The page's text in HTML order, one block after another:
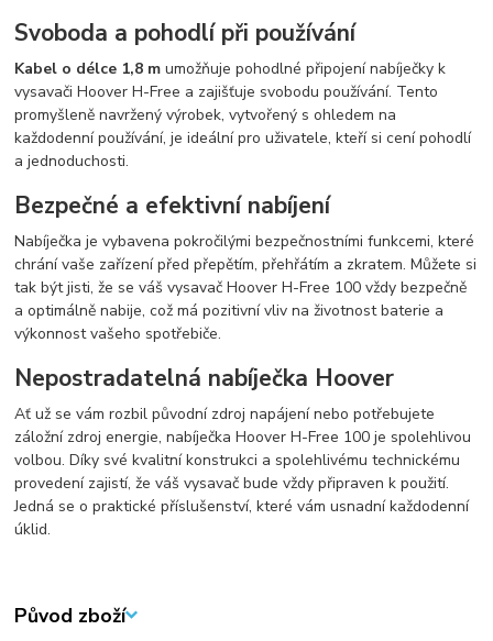
Svoboda a pohodlí při používání
Kabel o délce 1,8 m umožňuje pohodlné připojení nabíječky k
vysavači Hoover H-Free a zajišťuje svobodu používání. Tento
promyšleně navržený výrobek, vytvořený s ohledem na
každodenní používání, je ideální pro uživatele, kteří si cení pohodlí
a jednoduchosti.
Bezpečné a efektivní nabíjení
Nabíječka je vybavena pokročilými bezpečnostními funkcemi, které
chrání vaše zařízení před přepětím, přehřátím a zkratem. Můžete si
tak být jisti, že se váš vysavač Hoover H-Free 100 vždy bezpečně
a optimálně nabije, což má pozitivní vliv na životnost baterie a
výkonnost vašeho spotřebiče.
Nepostradatelná nabíječka Hoover
Ať už se vám rozbil původní zdroj napájení nebo potřebujete
záložní zdroj energie, nabíječka Hoover H-Free 100 je spolehlivou
volbou. Díky své kvalitní konstrukci a spolehlivému technickému
provedení zajistí, že váš vysavač bude vždy připraven k použití.
Jedná se o praktické příslušenství, které vám usnadní každodenní
úklid.
Původ zboží